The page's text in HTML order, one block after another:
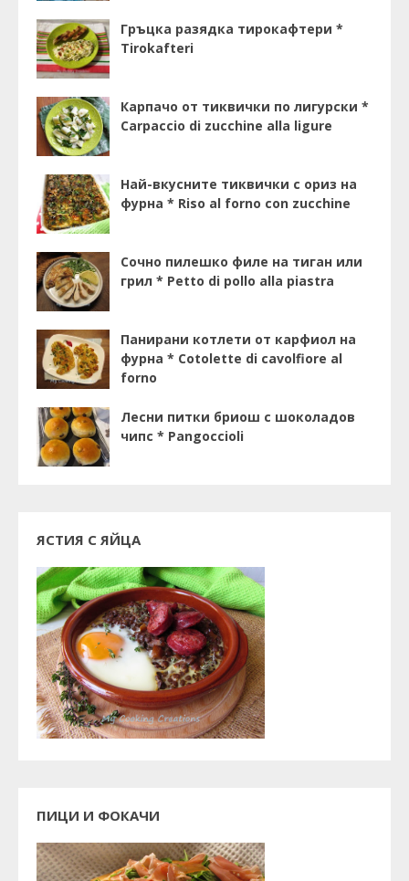
Гръцка разядка тирокафтери *
Tirokafteri
Карпачо от тиквички по лигурски *
Carpaccio di zucchine alla ligure
Най-вкусните тиквички с ориз на
фурна * Riso al forno con zucchine
Сочно пилешко филе на тиган или
грил * Petto di pollo alla piastra
Панирани котлети от карфиол на
фурна * Cotolette di cavolfiore al
forno
Лесни питки бриош с шоколадов
чипс * Pangoccioli
ЯСТИЯ С ЯЙЦА
ПИЦИ И ФОКАЧИ